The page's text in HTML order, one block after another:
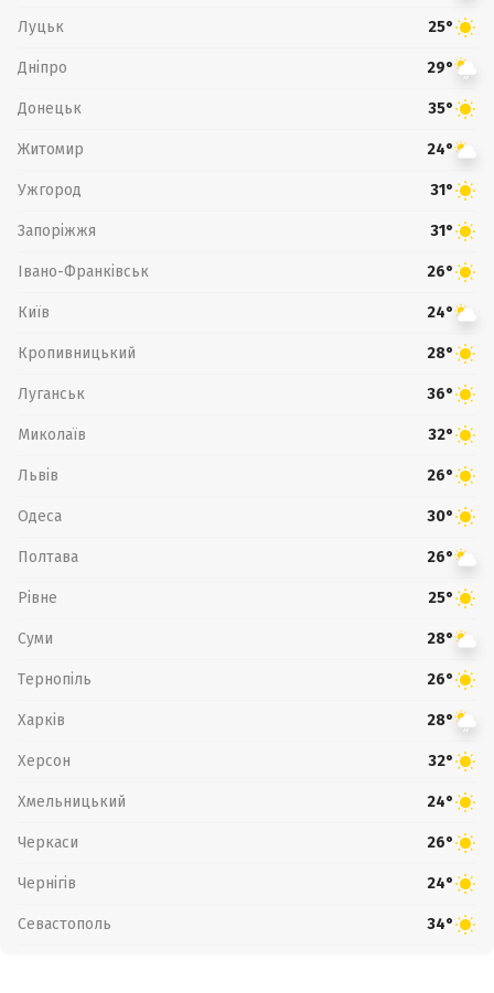
Луцьк 25°
Дніпро 29°
Донецьк 35°
Житомир 24°
Ужгород 31°
Запоріжжя 31°
Івано-Франківськ 26°
Київ 24°
Кропивницький 28°
Луганськ 36°
Миколаїв 32°
Львів 26°
Одеса 30°
Полтава 26°
Рівне 25°
Суми 28°
Тернопіль 26°
Харків 28°
Херсон 32°
Хмельницький 24°
Черкаси 26°
Чернігів 24°
Севастополь 34°